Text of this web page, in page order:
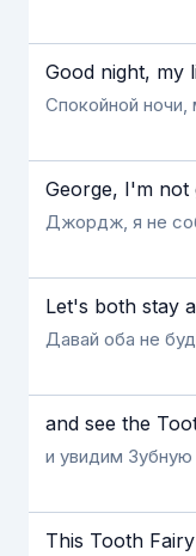
Good night, my
Спокойной ночи,
George, I'm not
Джордж, я не
Let's both stay
Давай оба не
and see the
и увидим
This Tooth